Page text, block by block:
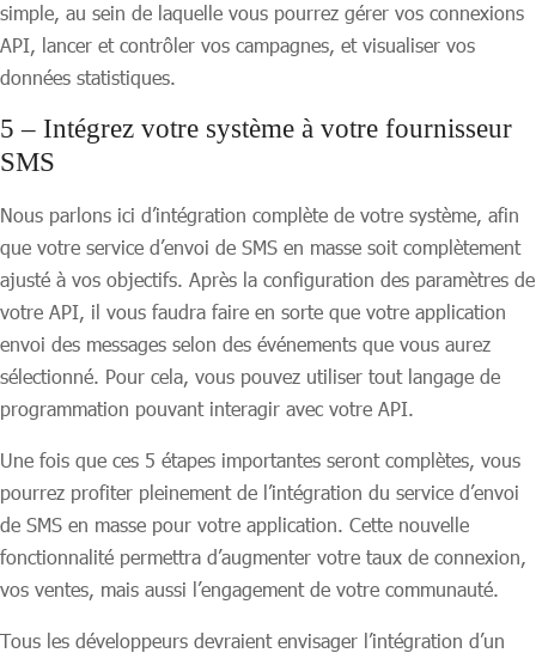
simple, au sein de laquelle vous pourrez gérer vos connexions
API, lancer et contrôler vos campagnes, et visualiser vos
données statistiques.
5 – Intégrez votre système à votre fournisseur
SMS
Nous parlons ici d’intégration complète de votre système, afin
que votre service d’envoi de SMS en masse soit complètement
ajusté à vos objectifs. Après la configuration des paramètres de
votre API, il vous faudra faire en sorte que votre application
envoi des messages selon des événements que vous aurez
sélectionné. Pour cela, vous pouvez utiliser tout langage de
programmation pouvant interagir avec votre API.
Une fois que ces 5 étapes importantes seront complètes, vous
pourrez profiter pleinement de l’intégration du service d’envoi
de SMS en masse pour votre application. Cette nouvelle
fonctionnalité permettra d’augmenter votre taux de connexion,
vos ventes, mais aussi l’engagement de votre communauté.
Tous les développeurs devraient envisager l’intégration d’un